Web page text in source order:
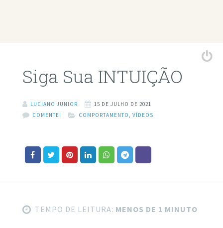
Siga Sua INTUIÇÃO
LUCIANO JUNIOR
15 DE JULHO DE 2021
COMENTE!
COMPORTAMENTO VÍDEOS
TEMPO DE LEITURA: MENOS DE 1 MINUTO